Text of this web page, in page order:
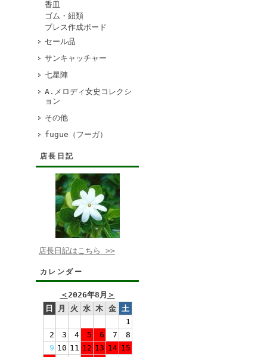
香皿
ゴム・紐類
ブレス作成ボード
セール品
サンキャッチャー
七星陣
A.メロディ女史コレクシ
ョン
その他
fugue（フーガ）
店長日記
店長日記はこちら >>
カレンダー
＜2026年8月 ＞
日
月 火 水 木 金
土
1
2
3 4 5 6 7
8
9 10 11 12 13 14 15